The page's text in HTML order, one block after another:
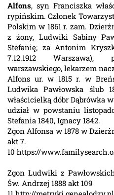
Alfons, syn Franciszka
rypińskim. Członek
Polskim w 1861 r. zam.
z żony, Ludwiki Sabiny
Stefanię; za Antonim
7.12.1912 Warszawa),
warszawskiego, lekarzem
Alfons ur. w 1815 r. w
Ludwika Pawłowska ślub
właścicielką dóbr Dąbrówka
udział w powstaniu
Stefania 1840, Ignacy 1842.
Zgon Alfonsa w 1878 w
akt 7.
10 https://
Zgon Ludwiki z
Św. Andrzej 1888 akt 109